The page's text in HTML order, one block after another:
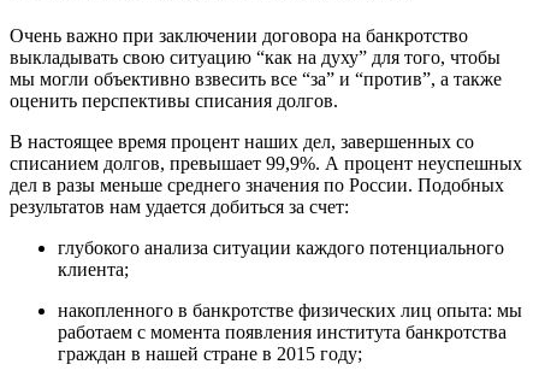
Очень важно при заключении договора на банкротство
выкладывать свою ситуацию “как на духу” для того, чтобы
мы могли объективно взвесить все “за” и “против”, а также
оценить перспективы списания долгов.
В настоящее время процент наших дел, завершенных со
списанием долгов, превышает 99,9%. А процент неуспешных
дел в разы меньше среднего значения по России. Подобных
результатов нам удается добиться за счет:
глубокого анализа ситуации каждого потенциального
клиента;
накопленного в банкротстве физических лиц опыта: мы
работаем с момента появления института банкротства
граждан в нашей стране в 2015 году;